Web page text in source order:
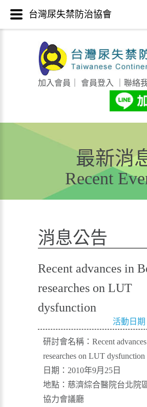
加入會員 會員登入 聯絡
最新消
Recent
消息公告
Recent advances in
researches on LUT
dysfunction
活動日期
研討會名稱：Recent
researches on LUT dysfunction
日期：2010年9月25日
地點：慈濟綜合醫院台北院
協力會議廳
台灣尿失禁防治協會